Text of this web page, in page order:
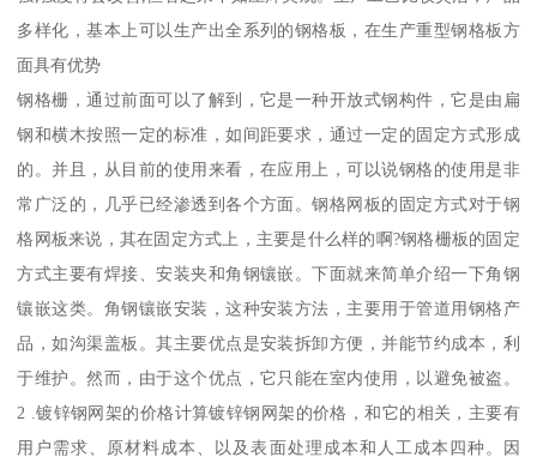
多样化，基本上可以生产出全系列的钢格板，在生产重型钢格板方
面具有优势
钢格栅，通过前面可以了解到，它是一种开放式钢构件，它是由扁
钢和横木按照一定的标准，如间距要求，通过一定的固定方式形成
的。并且，从目前的使用来看，在应用上，可以说钢格的使用是非
常广泛的，几乎已经渗透到各个方面。钢格网板的固定方式对于钢
格网板来说，其在固定方式上，主要是什么样的啊?钢格栅板的固定
方式主要有焊接、安装夹和角钢镶嵌。下面就来简单介绍一下角钢
镶嵌这类。角钢镶嵌安装，这种安装方法，主要用于管道用钢格产
品，如沟渠盖板。其主要优点是安装拆卸方便，并能节约成本，利
于维护。然而，由于这个优点，它只能在室内使用，以避免被盗。
2 .镀锌钢网架的价格计算镀锌钢网架的价格，和它的相关，主要有
用户需求、原材料成本、以及表面处理成本和人工成本四种。因